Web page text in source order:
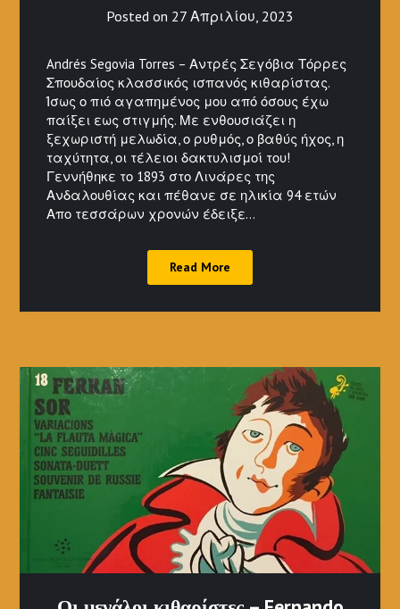
Posted on 27 Απριλίου, 2023
Andrés Segovia Torres – Αντρές Σεγόβια Τόρρες
Σπουδαίος κλασσικός ισπανός κιθαρίστας.
Ίσως ο πιό αγαπημένος μου από όσους έχω
παίξει εως στιγμής. Με ενθουσιάζει η
ξεχωριστή μελωδία, ο ρυθμός, ο βαθύς ήχος, η
ταχύτητα, οι τέλειοι δακτυλισμοί του!
Γεννήθηκε το 1893 στο Λινάρες της
Ανδαλουθίας και πέθανε σε ηλικία 94 ετών
Απο τεσσάρων χρονών έδειξε…
Read More